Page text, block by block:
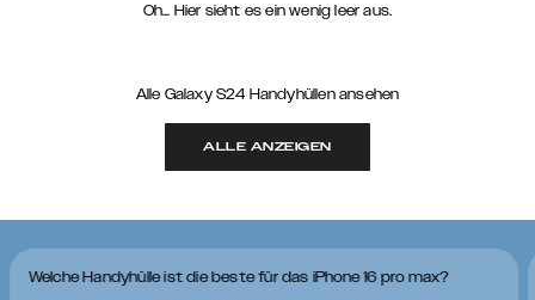
Oh… Hier sieht es ein wenig leer aus.
Alle Galaxy S24 Handyhüllen ansehen
ALLE ANZEIGEN
Welche Handyhülle ist die beste für das iPhone 16 pro max?